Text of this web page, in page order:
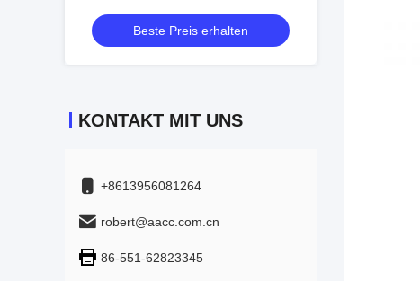
Beste Preis erhalten
KONTAKT MIT UNS
+8613956081264
robert@aacc.com.cn
86-551-62823345